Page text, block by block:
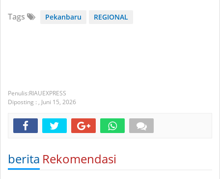
Tags Pekanbaru REGIONAL
RIAUEXPRESS
Diposting : , Juni 15, 2026
berita Rekomendasi